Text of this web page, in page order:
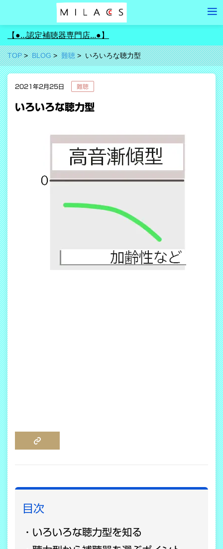
【●...認定補聴器専門店...●】
TOP BLOG 難聴 いろいろな聴力型
2021年2月25日 難聴
いろいろな聴力型
目次
いろいろな聴力型を知る